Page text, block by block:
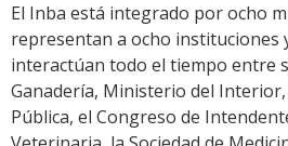
El Inba está integrado por ocho
representan a ocho instituciones
interactúan todo el tiempo entre
Ganadería, Ministerio del
Pública, el Congreso de